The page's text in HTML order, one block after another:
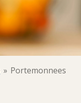
» Portemonnees